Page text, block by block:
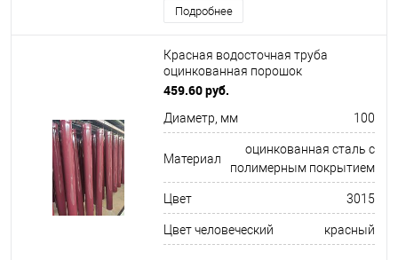
Подробнее
Красная водосточная труба
оцинкованная порошок
ф100х1250мм RAL 3015
459.60 руб.
Диаметр, мм 100
Материал
оцинкованная сталь с
полимерным покрытием
Цвет 3015
Цвет человеческий красный